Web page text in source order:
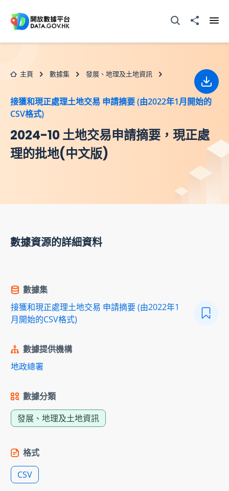
打開搜尋器分享至
主頁 數據集 發展、地理及土地資訊
接獲和現正處理土地交易 申請摘要 (由2022年1月開始的
CSV格式)
2024-10 土地交易申請摘要，現正處
理的批地(中文版)
下載
數據資源的詳細資料
數據集
接獲和現正處理土地交易 申請摘要 (由2022年1
月開始的CSV格式)
數據提供機構
地政總署
數據分類
發展、地理及土地資訊
格式
CSV